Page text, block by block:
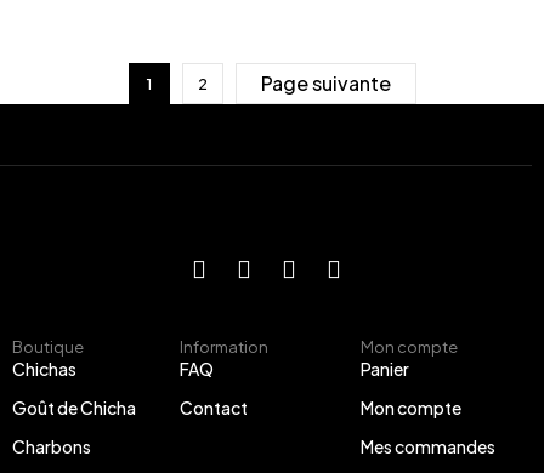
1 2 Page suivante
Boutique
Chichas
Goût de Chicha
Charbons
Information
FAQ
Contact
Mon compte
Panier
Mon compte
Mes commandes